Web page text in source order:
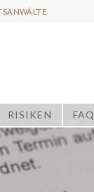
RISIKEN FAQ